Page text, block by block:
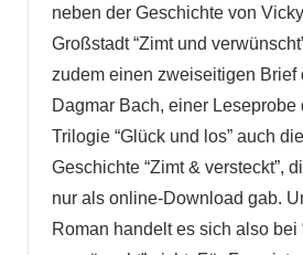
neben der Geschichte von
Großstadt “Zimt und
zudem einen zweiseitigen Brief
Dagmar Bach, einer Leseprobe
Trilogie “Glück und los” auch
Geschichte “Zimt & versteckt”,
nur als online-Download gab.
Roman handelt es sich also bei